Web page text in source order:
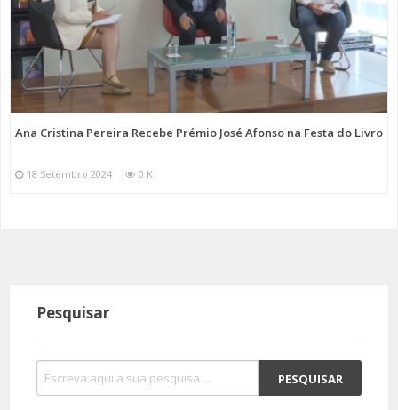
Ana Cristina Pereira Recebe Prémio José Afonso na Festa do Livro
18 Setembro 2024 0 K
Pesquisar